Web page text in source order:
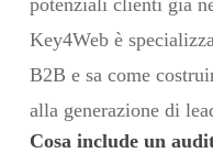
potenziali clienti già
Key4Web è
B2B e sa come
alla generazione di
Cosa include un